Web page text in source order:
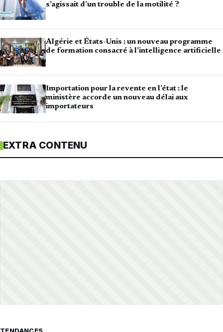
s’agissait d’un trouble de la motilité ?
Algérie et États-Unis : un nouveau programme
de formation consacré à l’intelligence artificielle
Importation pour la revente en l’état : le
ministère accorde un nouveau délai aux
importateurs
EXTRA CONTENU